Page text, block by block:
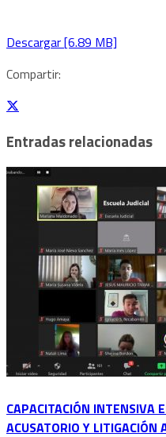
Descargar [6.89 MB]
Compartir:
Entradas relacionadas
CAPACITACIÓN INTENSIVA
ACUSATORIO Y LITIGACIÓN